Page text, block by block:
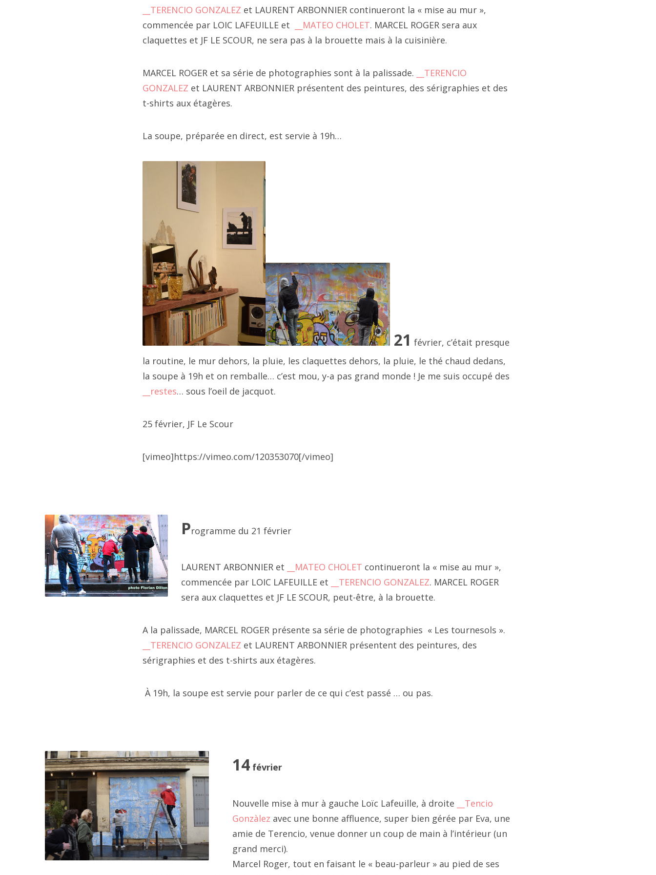
2024 janvier
2023 décembre
2023 novembre
2023 octobre
2023 juillet
2023 mai
2023 avril
2023 février
2023 janvier
2022 décembre
2022 octobre
2022 août
2022 septembre
2022 février
2022 janvier
2021 novembre
2021 octobre
2021 mars
2021 avril
2021 février
2021 janvier
__TERENCIO GONZALEZ et LAURENT ARBONNIER continueront la « mise au mur »,
commencée par LOIC LAFEUILLE et
__MATEO CHOLET. MARCEL ROGER sera aux
claquettes et JF LE SCOUR, ne sera pas à la brouette mais à la cuisinière.
MARCEL ROGER et sa série de photographies sont à la palissade.
__TERENCIO
GONZALEZ et LAURENT ARBONNIER présentent des peintures, des sérigraphies et des
t-shirts aux étagères.
La soupe, préparée en direct, est servie à 19h…
21 février, c’était presque
la routine, le mur dehors, la pluie, les claquettes dehors, la pluie, le thé chaud dedans,
la soupe à 19h et on remballe… c’est mou, y-a pas grand monde ! Je me suis occupé des
__restes… sous l’oeil de jacquot.
25 février, JF Le Scour
[vimeo]https://vimeo.com/120353070[/vimeo]
Programme du 21 février
LAURENT ARBONNIER et __MATEO CHOLET continueront la « mise au mur »,
commencée par LOIC LAFEUILLE et
__TERENCIO GONZALEZ. MARCEL ROGER
sera aux claquettes et JF LE SCOUR, peut-être, à la brouette.
A la palissade, MARCEL ROGER présente sa série de photographies « Les tournesols ».
__TERENCIO GONZALEZ et LAURENT ARBONNIER présentent des peintures, des
sérigraphies et des t-shirts aux étagères.
À 19h, la soupe est servie pour parler de ce qui c’est passé … ou pas.
14 février
Nouvelle mise à mur à gauche Loïc Lafeuille, à droite
__Tencio
Gonzàlez avec une bonne affluence, super bien gérée par Eva, une
amie de Terencio, venue donner un coup de main à l’intérieur (un
grand merci).
Marcel Roger, tout en faisant le « beau-parleur » au pied de ses
faiseur. De transformation et d'augmentation de croûtes.
"__où est la croissance... place Vendôme"("__la série"), "_ _projection
canapé",__croûte d'affiche (réalité de bord de nationale
A travers son art, JF cite régulièrement Robert Filiou "l'art est ce
qui rend la vie plus intéressante que l'art" (à répeter deux fois), il
dépeint une société en crise existentielle entre surconsommation
et espoir.
Passioné par le bois et les boîtes, JF base une grande partie de
son travail sur la récupération.